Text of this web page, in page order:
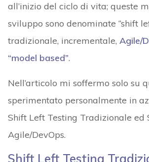
all’inizio del ciclo di vita; queste
sviluppo sono denominate “shift
tradizionale, incrementale, Agile/
“model based”.
Nell’articolo mi soffermo solo su
sperimentato personalmente in
Shift Left Testing Tradizionale ed
Agile/DevOps.
Shift Left Testing